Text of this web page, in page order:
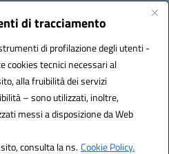
di tracciamento
di profilazione degli utenti -
cookies tecnici necessari al
alla fruibilità dei servizi
– sono utilizzati, inoltre,
messi a disposizione da Web
consulta la ns.Cookie Policy.
naic86400x@pec.istruzione.it
(IPA): ISTSC_NAIC86400X
by 3D Solution S.r.l.